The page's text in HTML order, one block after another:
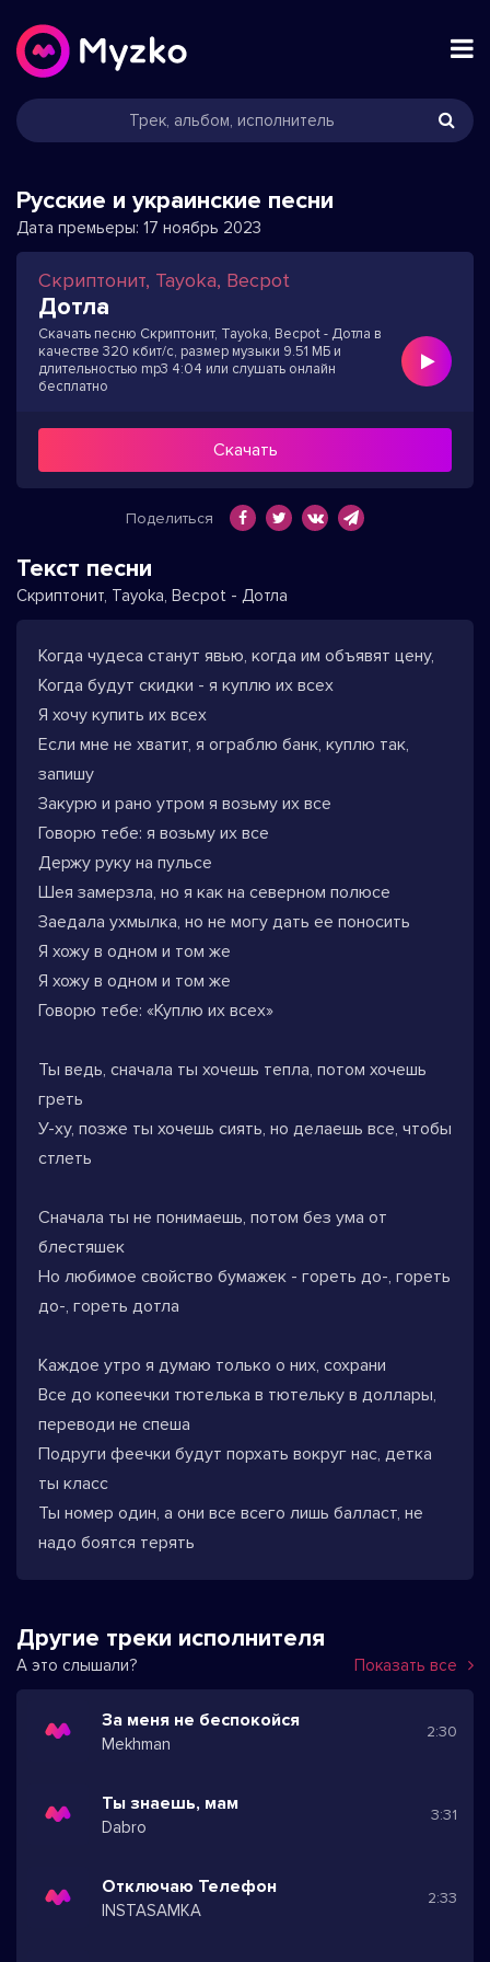
Русские и украинские песни
Дата премьеры: 17 ноябрь 2023
Скриптонит, Tayoka, Becpot
Дотла
Скачать песню Скриптонит, Tayoka, Becpot - Дотла в
качестве 320 кбит/с, размер музыки 9.51 МБ и
длительностью mp3 4:04 или слушать онлайн
бесплатно
Скачать
Поделиться
Текст песни
Скриптонит, Tayoka, Becpot - Дотла
Когда чудеса станут явью, когда им объявят цену,
Когда будут скидки - я куплю их всех
Я хочу купить их всех
Если мне не хватит, я ограблю банк, куплю так,
запишу
Закурю и рано утром я возьму их все
Говорю тебе: я возьму их все
Держу руку на пульсе
Шея замерзла, но я как на северном полюсе
Заедала ухмылка, но не могу дать ее поносить
Я хожу в одном и том же
Я хожу в одном и том же
Говорю тебе: «Куплю их всех»
Ты ведь, сначала ты хочешь тепла, потом хочешь
греть
У-ху, позже ты хочешь сиять, но делаешь все, чтобы
стлеть
Сначала ты не понимаешь, потом без ума от
блестяшек
Но любимое свойство бумажек - гореть до-, гореть
до-, гореть дотла
Каждое утро я думаю только о них, сохрани
Все до копеечки тютелька в тютельку в доллары,
переводи не спеша
Подруги феечки будут порхать вокруг нас, детка
ты класс
Ты номер один, а они все всего лишь балласт, не
надо боятся терять
Другие треки исполнителя
А это слышали? Показать все
За меня не беспокойся
Mekhman
2:30
Ты знаешь, мам
Dabro
3:31
Отключаю Телефон
INSTASAMKA
2:33